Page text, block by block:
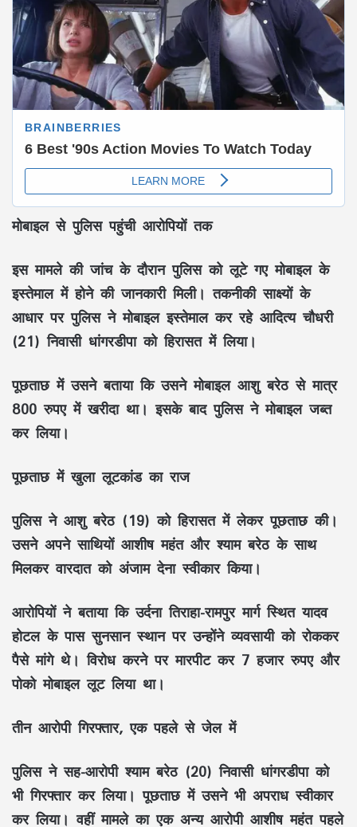
मोबाइल से पुलिस पहुंची आरोपियों तक
इस मामले की जांच के दौरान पुलिस को लूटे गए मोबाइल के
इस्तेमाल में होने की जानकारी मिली। तकनीकी साक्ष्यों के
आधार पर पुलिस ने मोबाइल इस्तेमाल कर रहे आदित्य चौधरी
(21) निवासी धांगरडीपा को हिरासत में लिया।
पूछताछ में उसने बताया कि उसने मोबाइल आशु बरेठ से मात्र
800 रुपए में खरीदा था। इसके बाद पुलिस ने मोबाइल जब्त
कर लिया।
पूछताछ में खुला लूटकांड का राज
पुलिस ने आशु बरेठ (19) को हिरासत में लेकर पूछताछ की।
उसने अपने साथियों आशीष महंत और श्याम बरेठ के साथ
मिलकर वारदात को अंजाम देना स्वीकार किया।
आरोपियों ने बताया कि उर्दना तिराहा-रामपुर मार्ग स्थित यादव
होटल के पास सुनसान स्थान पर उन्होंने व्यवसायी को रोककर
पैसे मांगे थे। विरोध करने पर मारपीट कर 7 हजार रुपए और
पोको मोबाइल लूट लिया था।
तीन आरोपी गिरफ्तार, एक पहले से जेल में
पुलिस ने सह-आरोपी श्याम बरेठ (20) निवासी धांगरडीपा को
भी गिरफ्तार कर लिया। पूछताछ में उसने भी अपराध स्वीकार
कर लिया। वहीं मामले का एक अन्य आरोपी आशीष महंत पहले